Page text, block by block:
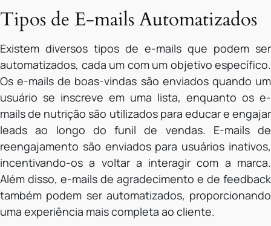
Tipos de E-mails Automatizados
Existem diversos tipos de e-mails que podem ser
automatizados, cada um com um objetivo específico.
Os e-mails de boas-vindas são enviados quando um
usuário se inscreve em uma lista, enquanto os e-
mails de nutrição são utilizados para educar e engajar
leads ao longo do funil de vendas. E-mails de
reengajamento são enviados para usuários inativos,
incentivando-os a voltar a interagir com a marca.
Além disso, e-mails de agradecimento e de feedback
também podem ser automatizados, proporcionando
uma experiência mais completa ao cliente.